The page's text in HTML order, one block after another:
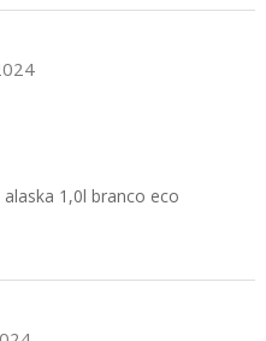
1,0l branco eco